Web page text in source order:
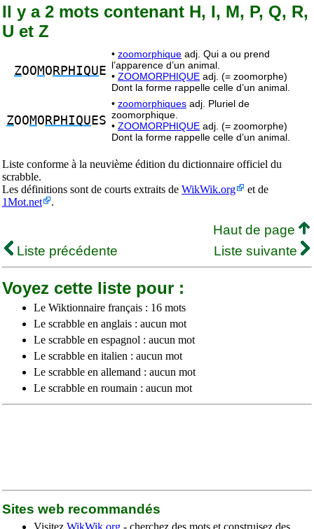
Il y a 2 mots contenant H, I, M, P, Q, R,
U et Z
ZOOMO RPHIQU E
• zoomorphique adj. Qui a ou prend
l’apparence d’un animal.
• ZOOMORPHIQUE adj. (= zoomorphe)
Dont la forme rappelle celle d’un animal.
ZOOMO RPHIQU ES
• zoomorphiques adj. Pluriel de
zoomorphique.
• ZOOMORPHIQUE adj. (= zoomorphe)
Dont la forme rappelle celle d’un animal.
Liste conforme à la neuvième édition du dictionnaire officiel du
scrabble.
Les définitions sont de courts extraits de WikWik.org
et de
1Mot.net
.
Haut de page
Liste précédente
Liste suivante
Voyez cette liste pour :
Le Wiktionnaire français : 16 mots
Le scrabble en anglais : aucun mot
Le scrabble en espagnol : aucun mot
Le scrabble en italien : aucun mot
Le scrabble en allemand : aucun mot
Le scrabble en roumain : aucun mot
Sites web recommandés
Visitez WikWik.org - cherchez des mots et construisez des